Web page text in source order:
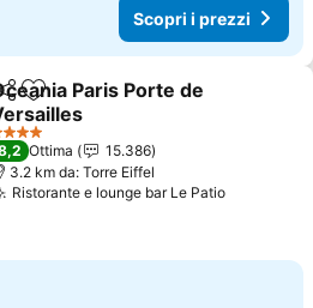
Scopri i prezzi
Aggiungi ai preferiti
Paris Porte de
Stelle
Ottima
15.386
3.2 km da: Torre Eiffel
Ristorante e lounge bar Le Patio